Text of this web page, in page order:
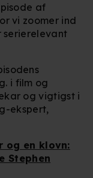
af
vi zoomer ind
i film og
og vigtigst i
ekspert,
og en klovn:
Stephen